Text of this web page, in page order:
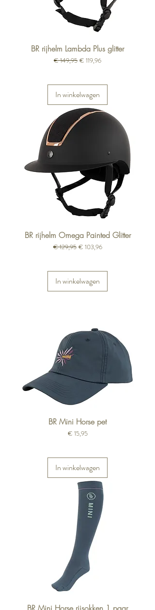
BR rijhelm Lambda Plus glitter
Normale prijs
€ 149,95 Verkoopprijs
€ 119,96
In winkelwagen
BR rijhelm Omega Painted Glitter
Normale prijs
€ 129,95 Verkoopprijs
€ 103,96
In winkelwagen
BR Mini Horse pet
Prijs
€ 15,95
In winkelwagen